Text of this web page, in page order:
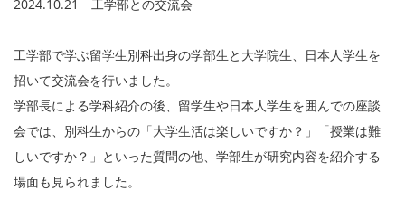
2024.10.21 工学部との交流会
工学部で学ぶ留学生別科出身の学部生と大学院生、日本人学生を
招いて交流会を行いました。
学部長による学科紹介の後、留学生や日本人学生を囲んでの座談
会では、別科生からの「大学生活は楽しいですか？」「授業は難
しいですか？」といった質問の他、学部生が研究内容を紹介する
場面も見られました。